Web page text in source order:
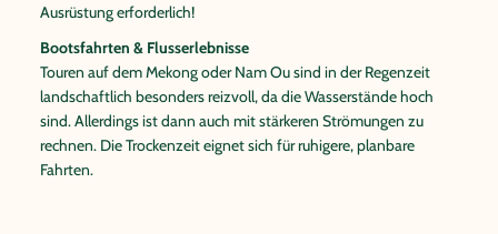
Ausrüstung erforderlich!
Bootsfahrten & Flusserlebnisse
Touren auf dem Mekong oder Nam Ou sind in der Regenzeit
landschaftlich besonders reizvoll, da die Wasserstände hoch
sind. Allerdings ist dann auch mit stärkeren Strömungen zu
rechnen. Die Trockenzeit eignet sich für ruhigere, planbare
Fahrten.